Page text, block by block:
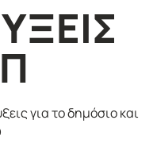
για το δημόσιο και